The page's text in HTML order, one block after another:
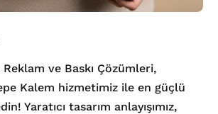
Reklam ve Baskı Çözümleri,
Kalem hizmetimiz ile en güçlü
Yaratıcı tasarım anlayışımız,